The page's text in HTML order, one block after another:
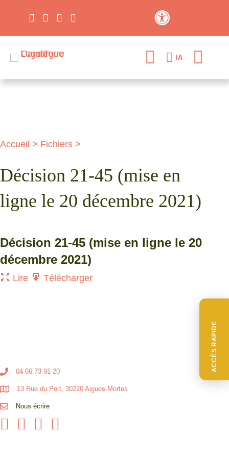
ACCÈS RAPIDE
IA
Accueil > Fichiers >
Décision 21-45 (mise en
ligne le 20 décembre 2021)
Décision 21-45 (mise en ligne le 20
décembre 2021)
Lire Télécharger
04 66 73 91 20
13 Rue du Port, 30220 Aigues-Mortes
Nous écrire